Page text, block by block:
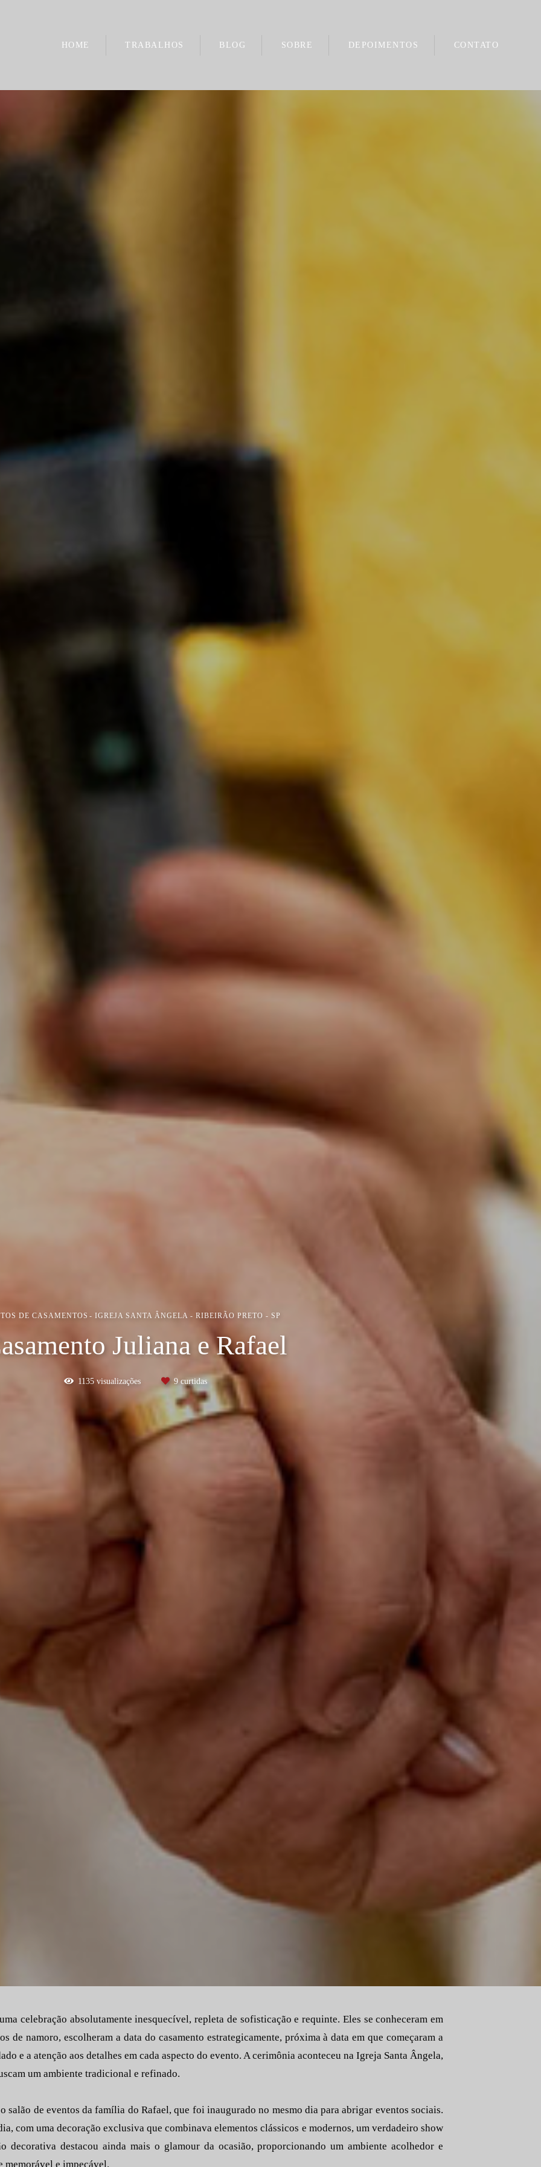
HOME TRABALHOS BLOG SOBRE DEPOIMENTOS CONTATO
DE CASAMENTOS IGREJA SANTA ÂNGELA - RIBEIRÃO PRETO - SP
Juliana e Rafael
1135visualizações 9curtidas
celebração absolutamente inesquecível, repleta de sofisticação e requinte. Eles se conheceram em
de namoro, escolheram a data do casamento estrategicamente, próxima à data em que começaram a
e a atenção aos detalhes em cada aspecto do evento. A cerimônia aconteceu na Igreja Santa Ângela,
um ambiente tradicional e refinado.
de eventos da família do Rafael, que foi inaugurado no mesmo dia para abrigar eventos sociais.
com uma decoração exclusiva que combinava elementos clássicos e modernos, um verdadeiro show
decorativa destacou ainda mais o glamour da ocasião, proporcionando um ambiente acolhedor e
e impecável.